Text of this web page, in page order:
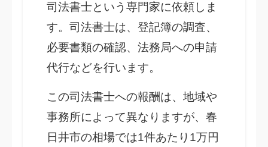
司法書士という専門家に依頼しま
す。司法書士は、登記簿の調査、
必要書類の確認、法務局への申請
代行などを行います。
この司法書士への報酬は、地域や
事務所によって異なりますが、春
日井市の相場では1件あたり1万円